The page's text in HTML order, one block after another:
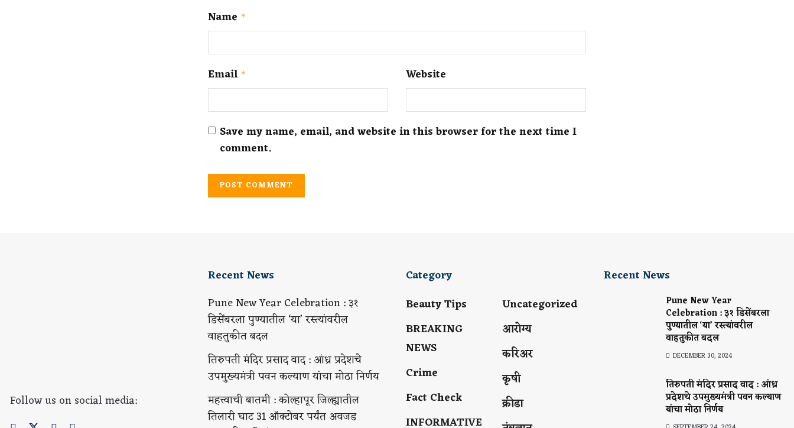
Name *
Email * Website
Save my name, email, and website in this browser for the next time I
comment.
Follow us on social media:
Recent News
Pune New Year Celebration : ३१
डिसेंबरला पुण्यातील ‘या’ रस्त्यांवरील
वाहतुकीत बदल
तिरुपती मंदिर प्रसाद वाद : आंध्र प्रदेशचे
उपमुख्यमंत्री पवन कल्याण यांचा मोठा निर्णय
महत्त्वाची बातमी : कोल्हापूर जिल्ह्यातील
तिलारी घाट 31 ऑक्टोबर पर्यंत अवजड
Category
Beauty Tips
BREAKING
NEWS
Crime
Fact Check
INFORMATIVE
Uncategorized
आरोग्य
करिअर
कृषी
क्रीडा
Recent News
Pune New Year
Celebration : ३१ डिसेंबरला
पुण्यातील ‘या’ रस्त्यांवरील
वाहतुकीत बदल
DECEMBER 30, 2024
तिरुपती मंदिर प्रसाद वाद : आंध्र
प्रदेशचे उपमुख्यमंत्री पवन कल्याण
यांचा मोठा निर्णय